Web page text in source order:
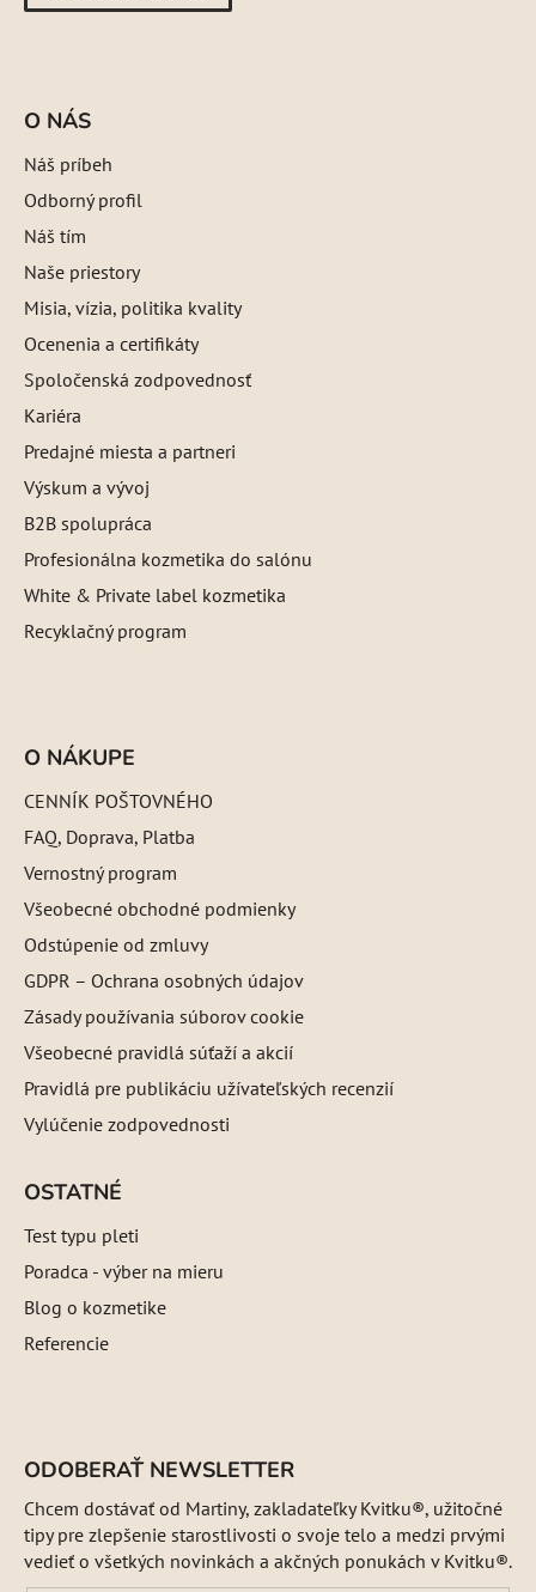
O NÁS
Náš príbeh
Odborný profil
Náš tím
Naše priestory
Misia, vízia, politika kvality
Ocenenia a certifikáty
Spoločenská zodpovednosť
Kariéra
Predajné miesta a partneri
Výskum a vývoj
B2B spolupráca
Profesionálna kozmetika do salónu
White & Private label kozmetika
Recyklačný program
O NÁKUPE
CENNÍK POŠTOVNÉHO
FAQ, Doprava, Platba
Vernostný program
Všeobecné obchodné podmienky
Odstúpenie od zmluvy
GDPR – Ochrana osobných údajov
Zásady používania súborov cookie
Všeobecné pravidlá súťaží a akcií
Pravidlá pre publikáciu užívateľských recenzií
Vylúčenie zodpovednosti
OSTATNÉ
Test typu pleti
Poradca - výber na mieru
Blog o kozmetike
Referencie
ODOBERAŤ NEWSLETTER
Chcem dostávať od Martiny, zakladateľky Kvitku®, užitočné
tipy pre zlepšenie starostlivosti o svoje telo a medzi prvými
vedieť o všetkých novinkách a akčných ponukách v Kvitku®.